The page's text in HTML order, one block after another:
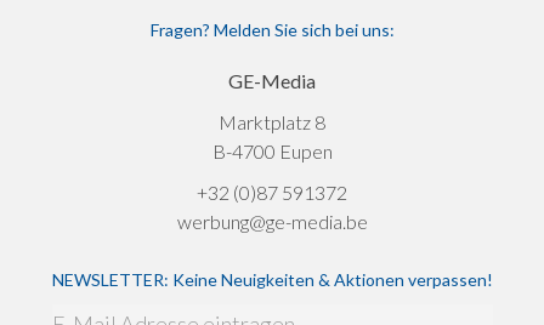
Fragen? Melden Sie sich bei uns:
GE-Media
Marktplatz 8
B-4700 Eupen
+32 (0)87 591372
werbung@ge-media.be
NEWSLETTER: Keine Neuigkeiten & Aktionen verpassen!